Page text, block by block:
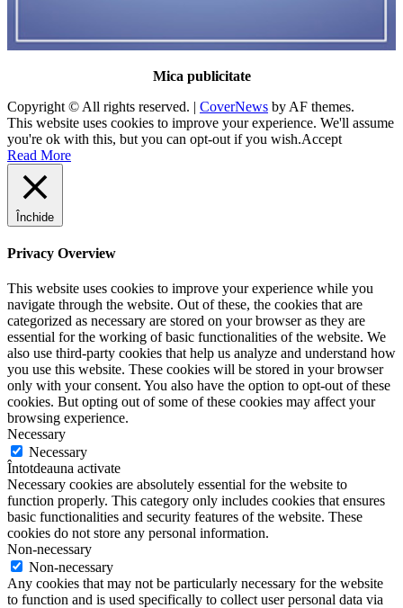
Mica publicitate
Copyright © All rights reserved. | CoverNews by AF themes.
This website uses cookies to improve your experience. We'll assume
you're ok with this, but you can opt-out if you wish.Accept
Read More
Închide
Privacy Overview
This website uses cookies to improve your experience while you
navigate through the website. Out of these, the cookies that are
categorized as necessary are stored on your browser as they are
essential for the working of basic functionalities of the website. We
also use third-party cookies that help us analyze and understand how
you use this website. These cookies will be stored in your browser
only with your consent. You also have the option to opt-out of these
cookies. But opting out of some of these cookies may affect your
browsing experience.
Necessary
Necessary
Întotdeauna activate
Necessary cookies are absolutely essential for the website to
function properly. This category only includes cookies that ensures
basic functionalities and security features of the website. These
cookies do not store any personal information.
Non-necessary
Non-necessary
Any cookies that may not be particularly necessary for the website
to function and is used specifically to collect user personal data via